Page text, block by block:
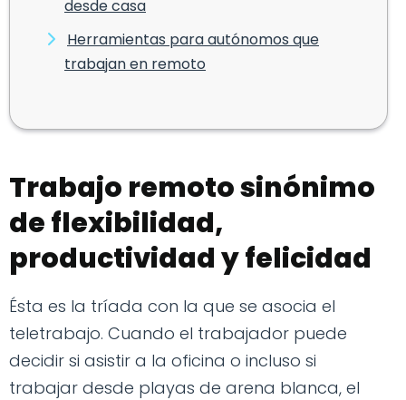
desde casa
Herramientas para autónomos que
trabajan en remoto
Trabajo remoto sinónimo
de flexibilidad,
productividad y felicidad
Ésta es la tríada con la que se asocia el
teletrabajo. Cuando el trabajador puede
decidir si asistir a la oficina o incluso si
trabajar desde playas de arena blanca, el